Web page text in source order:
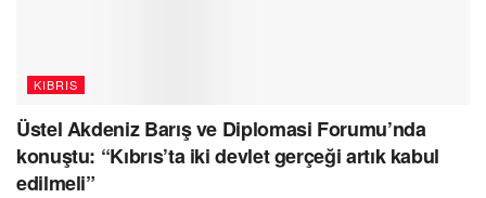
KIBRIS
Üstel Akdeniz Barış ve Diplomasi Forumu’nda
konuştu: “Kıbrıs’ta iki devlet gerçeği artık kabul
edilmeli”